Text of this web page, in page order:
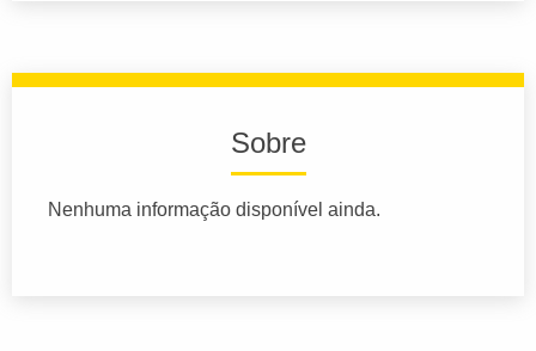
Sobre
Nenhuma informação disponível ainda.